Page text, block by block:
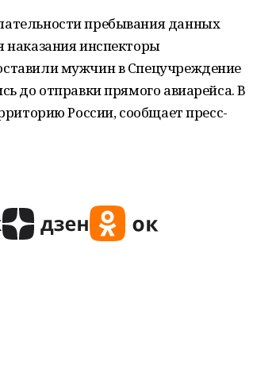
пребывания данных
инспекторы
мужчин в Спецучреждение
до отправки прямого авиарейса. В
России, сообщает пресс-